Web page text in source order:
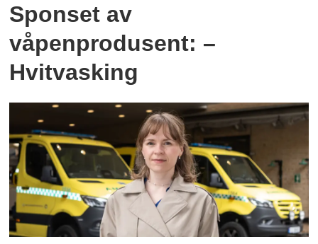
Sponset av
våpenprodusent: –
Hvitvasking